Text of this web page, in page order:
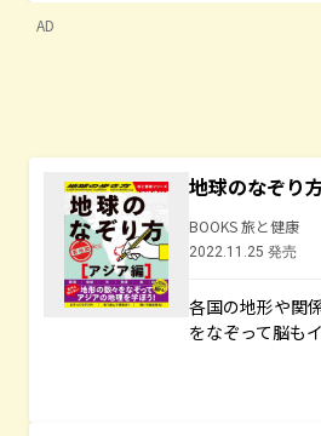
AD
地球のなぞ
BOOKS 旅と健康
2022.11.25 発売
各国の地形や関
をなぞって脳も